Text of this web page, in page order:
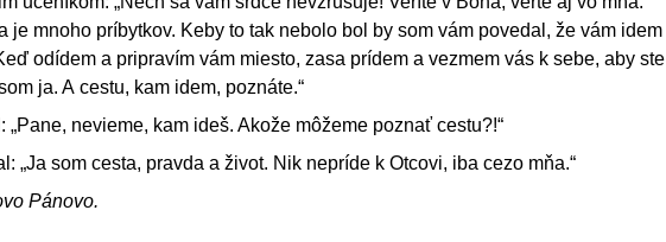
je mnoho príbytkov. Keby to tak nebolo bol by som vám povedal, že vám idem
odídem a pripravím vám miesto, zasa prídem a vezmem vás k sebe, aby ste
ja. A cestu, kam idem, poznáte.“
„Pane, nevieme, kam ideš. Akože môžeme poznať cestu?!“
„Ja som cesta, pravda a život. Nik nepríde k Otcovi, iba cezo mňa.“
Pánovo.